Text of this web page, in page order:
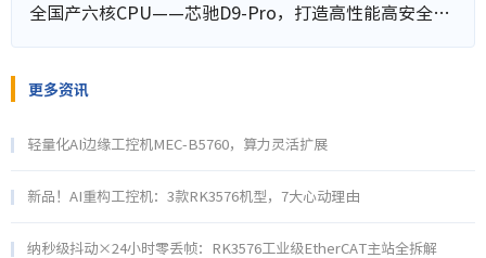
全国产六核CPU——芯驰D9-Pro，打造高性能高安全显控方案
更多资讯
轻量化AI边缘工控机MEC-B5760，算力灵活扩展
新品！AI重构工控机：3款RK3576机型，7大心动理由
纳秒级抖动×24小时零丢帧：RK3576工业级EtherCAT主站全拆解